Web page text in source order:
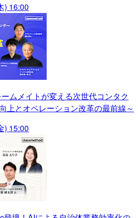
) 16:00
ームメイトが変える次世代コンタク
上とオペレーション改革の最前線～
) 15:00